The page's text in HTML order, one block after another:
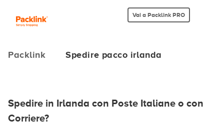
Vai a Packlink PRO
Packlink Spedire pacco irlanda
Spedire in Irlanda con Poste Italiane o con
Corriere?